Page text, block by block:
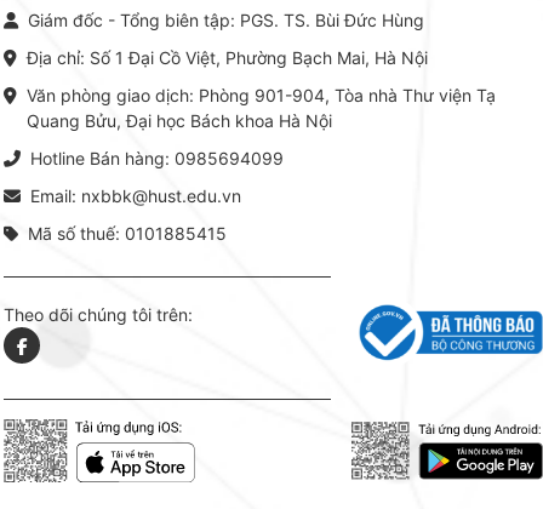
thuật thực hành -> Ứng dụng
khoa Hà Nội ấn hành cả hai
lý. Các
Giám đốc - Tổng biên tập: PGS. TS. Bùi Đức Hùng
Địa chỉ: Số 1 Đại Cồ Việt, Phường Bạch Mai, Hà Nội
Văn phòng giao dịch: Phòng 901-904, Tòa nhà Thư viện Tạ
Quang Bửu, Đại học Bách khoa Hà Nội
Hotline Bán hàng: 0985694099
Email: nxbbk@hust.edu.vn
Mã số thuế: 0101885415
Theo dõi chúng tôi trên: